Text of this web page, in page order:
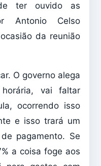
ter ouvido as
Antonio Celso
da reunião
O governo alega
vai faltar
ocorrendo isso
e isso trará um
pagamento. Se
a coisa foge aos